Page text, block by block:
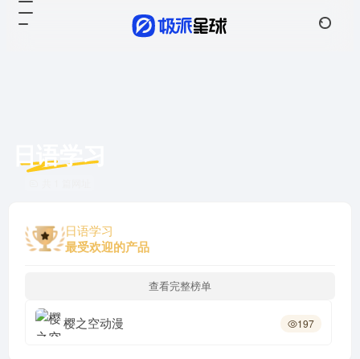
日语学习
日语学习
最受欢迎的产品
查看完整榜单
樱之空动漫 197